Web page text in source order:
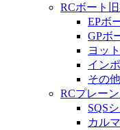
RCボート
EPボ
GPボ
ヨット
イン
その他
RCプレー
SQS
カル